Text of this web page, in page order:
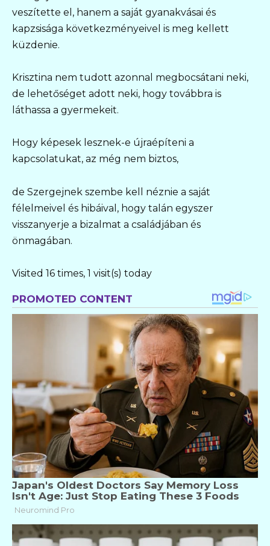
veszítette el, hanem a saját gyanakvásai és
kapzsisága következményeivel is meg kellett
küzdenie.
Krisztina nem tudott azonnal megbocsátani neki,
de lehetőséget adott neki, hogy továbbra is
láthassa a gyermekeit.
Hogy képesek lesznek-e újraépíteni a
kapcsolatukat, az még nem biztos,
de Szergejnek szembe kell néznie a saját
félelmeivel és hibáival, hogy talán egyszer
visszanyerje a bizalmat a családjában és
önmagában.
Visited 16 times, 1 visit(s) today